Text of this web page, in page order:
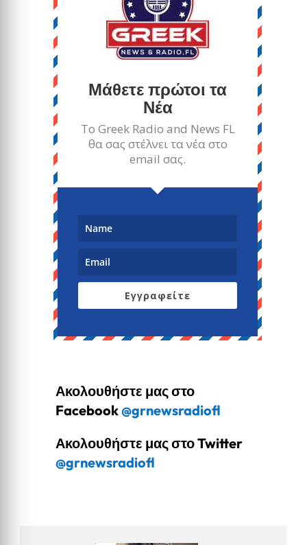
Μάθετε πρώτοι τα
Νέα
Το Greek Radio and News FL
θα σας στέλνει τα νέα στο
email σας.
Εγγραφείτε
Ακολουθήστε μας στο
Facebook@grnewsradiofl
Ακολουθήστε μας στο Twitter
@grnewsradiofl